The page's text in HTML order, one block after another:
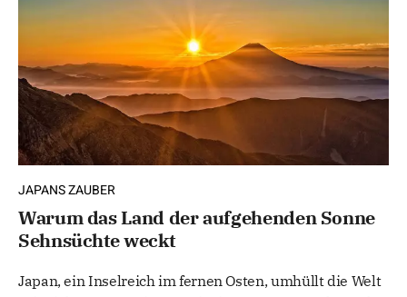
JAPANS ZAUBER
Warum das Land der aufgehenden Sonne
Sehnsüchte weckt
Japan, ein Inselreich im fernen Osten, umhüllt die Welt